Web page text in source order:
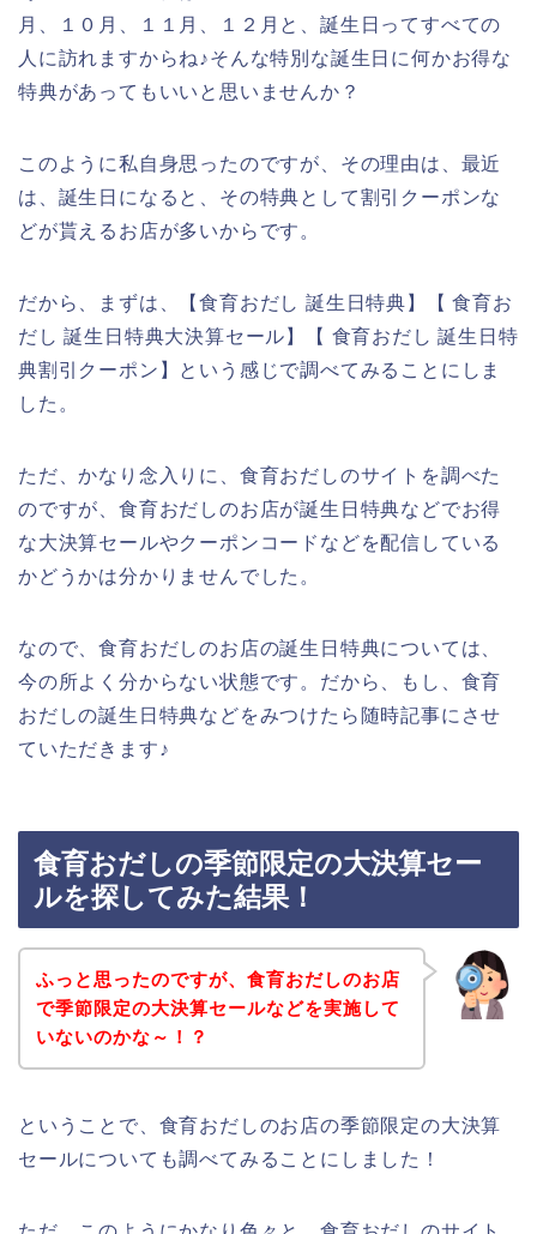
月、１０月、１１月、１２月と、誕生日ってすべての
人に訪れますからね♪そんな特別な誕生日に何かお得な
特典があってもいいと思いませんか？
このように私自身思ったのですが、その理由は、最近
は、誕生日になると、その特典として割引クーポンな
どが貰えるお店が多いからです。
だから、まずは、【食育おだし 誕生日特典】【 食育お
だし 誕生日特典大決算セール】【 食育おだし 誕生日特
典割引クーポン】という感じで調べてみることにしま
した。
ただ、かなり念入りに、食育おだしのサイトを調べた
のですが、食育おだしのお店が誕生日特典などでお得
な大決算セールやクーポンコードなどを配信している
かどうかは分かりませんでした。
なので、食育おだしのお店の誕生日特典については、
今の所よく分からない状態です。だから、もし、食育
おだしの誕生日特典などをみつけたら随時記事にさせ
ていただきます♪
食育おだしの季節限定の大決算セー
ルを探してみた結果！
ふっと思ったのですが、食育おだしのお店
で季節限定の大決算セールなどを実施して
いないのかな～！？
ということで、食育おだしのお店の季節限定の大決算
セールについても調べてみることにしました！